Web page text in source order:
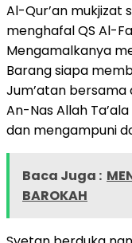
Al-Qur’an mukjizat
menghafal QS Al-
Mengamalkanya
Barang siapa
Jum’atan bersama
An-Nas Allah
dan mengampuni
Baca Juga :
BAROKAH